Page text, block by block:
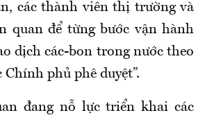
các thành viên thị trường và
quan để từng bước vận hành
dịch các-bon trong nước theo
phủ phê duyệt”.
đang nỗ lực triển khai các